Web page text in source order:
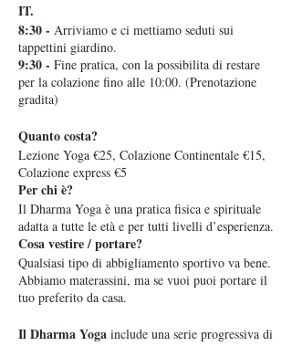
IT.
8:30 - Arriviamo e ci mettiamo seduti sui
tappettini giardino.
9:30 - Fine pratica, con la possibilita di restare
per la colazione fino alle 10:00. (Prenotazione
gradita)
Quanto costa?
Lezione Yoga €25, Colazione Continentale €15,
Colazione express €5
Per chi è?
Il Dharma Yoga è una pratica fisica e spirituale
adatta a tutte le età e per tutti livelli d’esperienza.
Cosa vestire / portare?
Qualsiasi tipo di abbigliamento sportivo va bene.
Abbiamo materassini, ma se vuoi puoi portare il
tuo preferito da casa.
Il Dharma Yoga include una serie progressiva di